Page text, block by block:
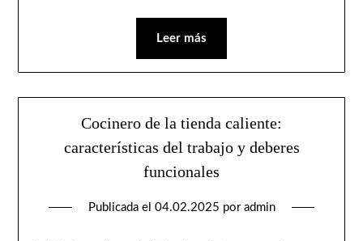
Leer más
Cocinero de la tienda caliente:
características del trabajo y deberes
funcionales
Publicada el 04.02.2025 por admin